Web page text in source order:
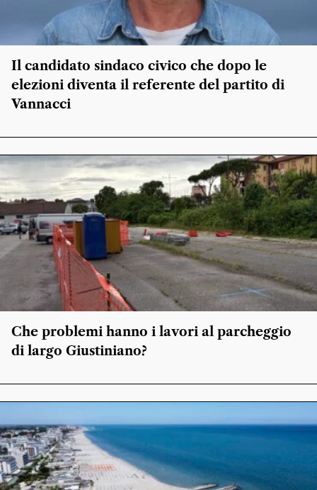
Il candidato sindaco civico che dopo le
elezioni diventa il referente del partito di
Vannacci
Che problemi hanno i lavori al parcheggio
di largo Giustiniano?